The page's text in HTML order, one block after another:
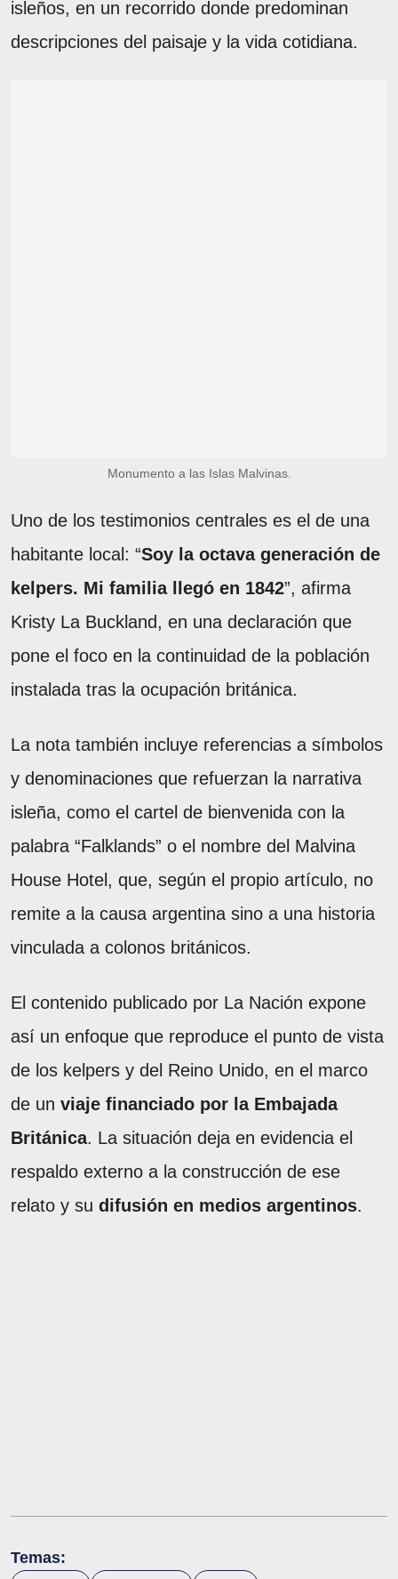
isleños, en un recorrido donde predominan
descripciones del paisaje y la vida cotidiana.
Monumento a las Islas Malvinas.
Uno de los testimonios centrales es el de una
habitante local: “Soy la octava generación de
kelpers. Mi familia llegó en 1842”, afirma
Kristy La Buckland, en una declaración que
pone el foco en la continuidad de la población
instalada tras la ocupación británica.
La nota también incluye referencias a símbolos
y denominaciones que refuerzan la narrativa
isleña, como el cartel de bienvenida con la
palabra “Falklands” o el nombre del Malvina
House Hotel, que, según el propio artículo, no
remite a la causa argentina sino a una historia
vinculada a colonos británicos.
El contenido publicado por La Nación expone
así un enfoque que reproduce el punto de vista
de los kelpers y del Reino Unido, en el marco
de un viaje financiado por la Embajada
Británica. La situación deja en evidencia el
respaldo externo a la construcción de ese
relato y su difusión en medios argentinos.
Temas: